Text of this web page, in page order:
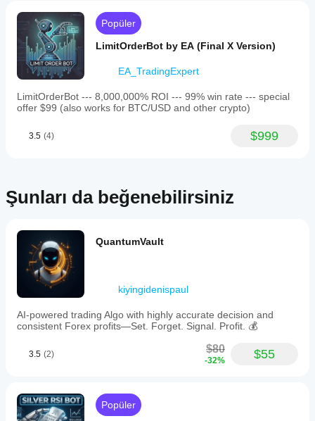
üzerinde
geriye dönük
test edin.
kullanabilirsiniz.
Performans;
broker
koşullarına,
spread'lere
ve yürütme
bağlı olarak
değişebilir.
ortamınızda
performans
yardımcı
olur.
Popüler
LimitOrderBot by EA (Final X Version)
EA_TradingExpert
LimitOrderBot --- 8,000,000% ROI --- 99% win rate --- special
offer $99 (also works for BTC/USD and other crypto)
3.5 (4) $999
Şunları da beğenebilirsiniz
QuantumVault
kiyingidenispaul
AI-powered trading Algo with highly accurate decision and
consistent Forex profits—Set. Forget. Signal. Profit. 💰
3.5 (2) $80
-32% $55
Popüler